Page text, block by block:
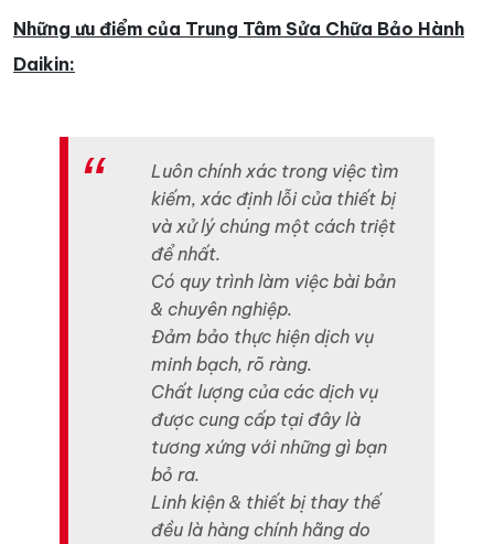
Những ưu điểm của Trung Tâm Sửa Chữa Bảo Hành
Daikin:
Luôn chính xác trong việc tìm
kiếm, xác định lỗi của thiết bị
và xử lý chúng một cách triệt
để nhất.
Có quy trình làm việc bài bản
& chuyên nghiệp.
Đảm bảo thực hiện dịch vụ
minh bạch, rõ ràng.
Chất lượng của các dịch vụ
được cung cấp tại đây là
tương xứng với những gì bạn
bỏ ra.
Linh kiện & thiết bị thay thế
đều là hàng chính hãng do